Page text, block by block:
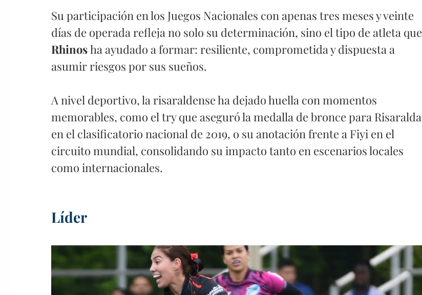
Su participación en los Juegos Nacionales con apenas tres meses y veinte
días de operada refleja no solo su determinación, sino el tipo de atleta que
Rhinos ha ayudado a formar: resiliente, comprometida y dispuesta a
asumir riesgos por sus sueños.
A nivel deportivo, la risaraldense ha dejado huella con momentos
memorables, como el try que aseguró la medalla de bronce para Risaralda
en el clasificatorio nacional de 2019, o su anotación frente a Fiyi en el
circuito mundial, consolidando su impacto tanto en escenarios locales
como internacionales.
Líder